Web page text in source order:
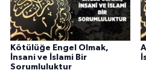
Kötülüğe Engel Olmak,
İnsani ve İslami Bir
Sorumluluktur
Kahramanmaraş
Karabük Müftülüğü